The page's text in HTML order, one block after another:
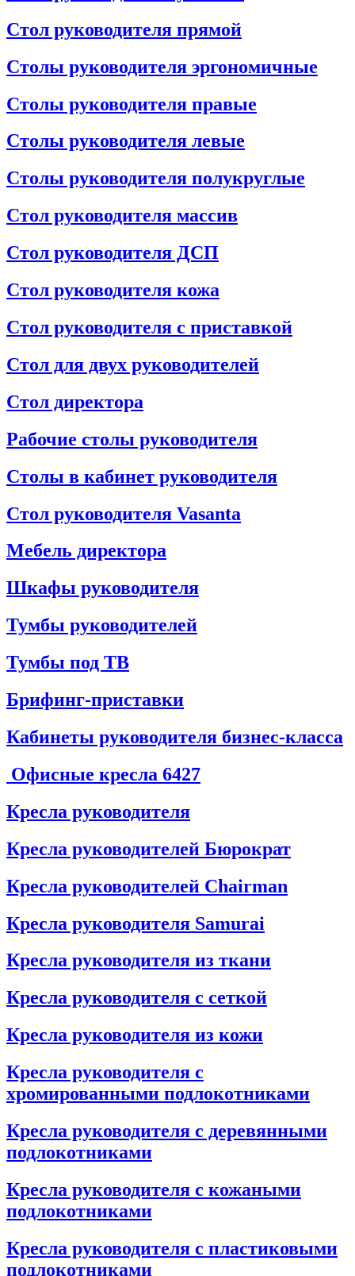
Стол руководителя прямой
Столы руководителя эргономичные
Столы руководителя правые
Столы руководителя левые
Столы руководителя полукруглые
Стол руководителя массив
Стол руководителя ДСП
Стол руководителя кожа
Стол руководителя с приставкой
Стол для двух руководителей
Стол директора
Рабочие столы руководителя
Столы в кабинет руководителя
Стол руководителя Vasanta
Мебель директора
Шкафы руководителя
Тумбы руководителей
Тумбы под ТВ
Брифинг-приставки
Кабинеты руководителя бизнес-класса
Офисные кресла 6427
Кресла руководителя
Кресла руководителей Бюрократ
Кресла руководителей Chairman
Кресла руководителя Samurai
Кресла руководителя из ткани
Кресла руководителя с сеткой
Кресла руководителя из кожи
Кресла руководителя с
хромированными подлокотниками
Кресла руководителя с деревянными
подлокотниками
Кресла руководителя с кожаными
подлокотниками
Кресла руководителя с пластиковыми
подлокотниками